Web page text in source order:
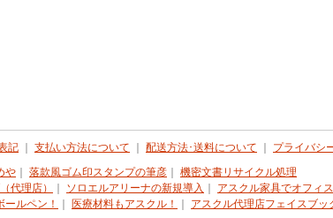
記 支払い方法について 配送方法･送料について
プライバシ
や
落款風ゴム印スタンプの筆彦
機密文書リサイクル処理
代理店）
ソロエルアリーナの新規導入
アスクル家具でオフィ
ルペン！
医療材料もアスクル！ アスクル代理店フェイスブッ